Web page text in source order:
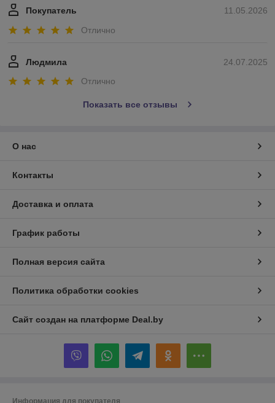
11.05.2026
Покупатель
Отлично
24.07.2025
Людмила
Отлично
Показать все отзывы
О нас
Контакты
Доставка и оплата
График работы
Полная версия сайта
Политика обработки cookies
Сайт создан на платформе Deal.by
Информация для покупателя